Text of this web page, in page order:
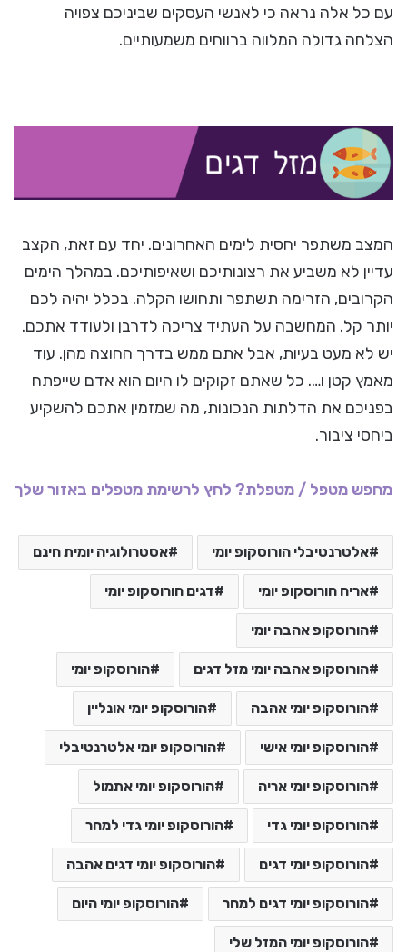
עם כל אלה נראה כי לאנשי העסקים שביניכם צפויה
הצלחה גדולה המלווה ברווחים משמעותיים.
המצב משתפר יחסית לימים האחרונים. יחד עם זאת, הקצב
עדיין לא משביע את רצונותיכם ושאיפותיכם. במהלך הימים
הקרובים, הזרימה תשתפר ותחושו הקלה. בכלל יהיה לכם
יותר קל. המחשבה על העתיד צריכה לדרבן ולעודד אתכם.
יש לא מעט בעיות, אבל אתם ממש בדרך החוצה מהן. עוד
מאמץ קטן ו…. כל שאתם זקוקים לו היום הוא אדם שייפתח
בפניכם את הדלתות הנכונות, מה שמזמין אתכם להשקיע
ביחסי ציבור.
מחפש מטפל / מטפלת? לחץ לרשימת מטפלים באזור שלך
אלטרנטיבלי הורוסקופ יומי אסטרולוגיה יומית חינם
אריה הורוסקופ יומי דגים הורוסקופ יומי
הורוסקופ אהבה יומי
הורוסקופ אהבה יומי מזל דגים הורוסקופ יומי
הורוסקופ יומי אהבה הורוסקופ יומי אונליין
הורוסקופ יומי אישי הורוסקופ יומי אלטרנטיבלי
הורוסקופ יומי אריה הורוסקופ יומי אתמול
הורוסקופ יומי גדי הורוסקופ יומי גדי למחר
הורוסקופ יומי דגים הורוסקופ יומי דגים אהבה
הורוסקופ יומי דגים למחר הורוסקופ יומי היום
הורוסקופ יומי המזל שלי